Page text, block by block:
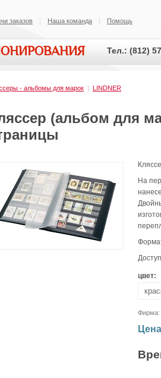
заказов Наша команда Помощь
Тел.: (812)
- альбомы для марок | LINDNER
(альбом для
На
цвет:
Фирма: